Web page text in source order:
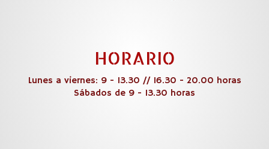
HORARIO
Lunes a viernes: 9 - 13.30 // 16.30 - 20.00 horas
Sábados de 9 - 13.30 horas